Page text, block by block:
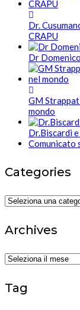
Dr.
CRAPU
Dr
GM
mondo
Dr.Biscardi
Comunicato
Categories
Categories
Archives
Archives
Tag